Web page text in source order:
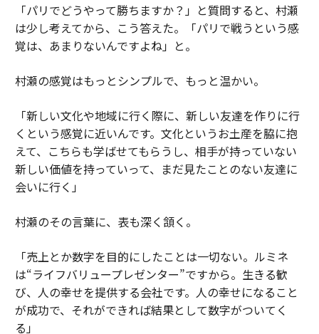
「パリでどうやって勝ちますか？」と質問すると、村瀬
は少し考えてから、こう答えた。「パリで戦うという感
覚は、あまりないんですよね」と。
村瀬の感覚はもっとシンプルで、もっと温かい。
「新しい文化や地域に行く際に、新しい友達を作りに行
くという感覚に近いんです。文化というお土産を脇に抱
えて、こちらも学ばせてもらうし、相手が持っていない
新しい価値を持っていって、まだ見たことのない友達に
会いに行く」
村瀬のその言葉に、表も深く頷く。
「売上とか数字を目的にしたことは一切ない。ルミネ
は“ライフバリュープレゼンター”ですから。生きる歓
び、人の幸せを提供する会社です。人の幸せになること
が成功で、それができれば結果として数字がついてく
る」